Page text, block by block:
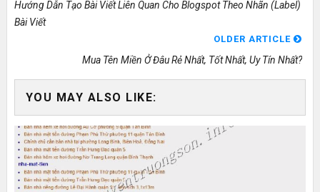
Hướng Dẫn Tạo Bài Viết Liên Quan Cho Blogspot Theo Nhãn (Label)
Bài Viết
OLDER ARTICLE
Mua Tên Miền Ở Đâu Rẻ Nhất, Tốt Nhất, Uy Tín Nhất?
YOU MAY ALSO LIKE: